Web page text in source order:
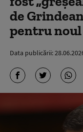
de
pentru
Data publicării: